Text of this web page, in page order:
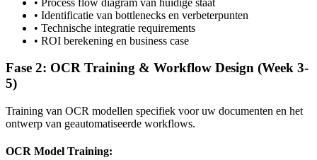
• Identificatie van bottlenecks en verbeterpunten
• Technische integratie requirements
• ROI berekening en business case
Fase 2: OCR Training & Workflow Design (Week 3-
5)
Training van OCR modellen specifiek voor uw documenten en het
ontwerp van geautomatiseerde workflows.
OCR Model Training: